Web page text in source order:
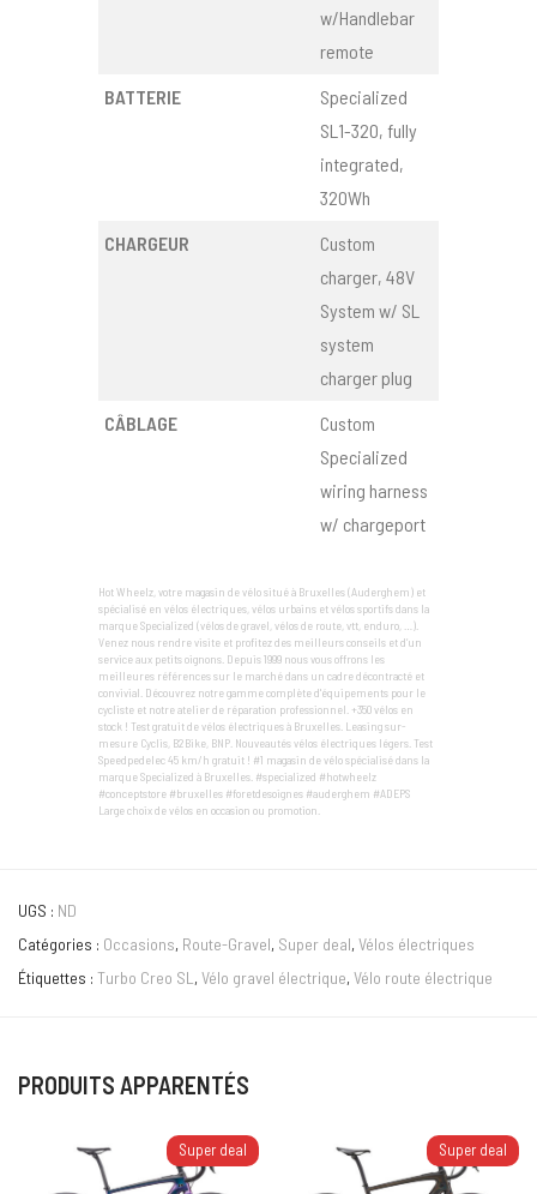
w/Handlebar
remote
BATTERIE
Specialized
SL1-320, fully
integrated,
320Wh
CHARGEUR
Custom
charger, 48V
System w/ SL
system
charger plug
CÂBLAGE
Custom
Specialized
wiring harness
w/ chargeport
Hot Wheelz, votre magasin de vélo situé à Bruxelles (Auderghem) et
spécialisé en vélos électriques, vélos urbains et vélos sportifs dans la
marque Specialized (vélos de gravel, vélos de route, vtt, enduro, …).
Venez nous rendre visite et profitez des meilleurs conseils et d’un
service aux petits oignons. Depuis 1999 nous vous offrons les
meilleures références sur le marché dans un cadre décontracté et
convivial. Découvrez notre gamme complète d'équipements pour le
cycliste et notre atelier de réparation professionnel. +350 vélos en
stock ! Test gratuit de vélos électriques à Bruxelles. Leasing sur-
mesure Cyclis, B2Bike, BNP. Nouveautés vélos électriques légers. Test
Speedpedelec 45 km/h gratuit ! #1 magasin de vélo spécialisé dans la
marque Specialized à Bruxelles. #specialized #hotwheelz
#conceptstore #bruxelles #foretdesoignes #auderghem #ADEPS
Large choix de vélos en occasion ou promotion.
UGS : ND
Catégories : Occasions, Route-Gravel, Super deal, Vélos électriques
Étiquettes : Turbo Creo SL , Vélo gravel électrique, Vélo route électrique
PRODUITS APPARENTÉS
Super deal Super deal